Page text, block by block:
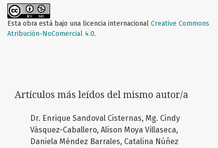
Esta obra está bajo una licencia internacional Creative Commons
Atribución-NoComercial 4.0.
Artículos más leídos del mismo autor/a
Dr. Enrique Sandoval Cisternas, Mg. Cindy
Vásquez-Caballero, Alison Moya Villaseca,
Daniela Méndez Barrales, Catalina Núñez